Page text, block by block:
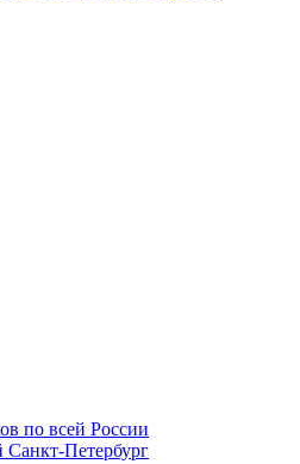
по всей России
Санкт-Петербург